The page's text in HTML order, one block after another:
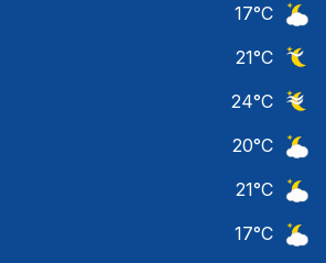
17°C
21°C
24°C
20°C
21°C
17°C